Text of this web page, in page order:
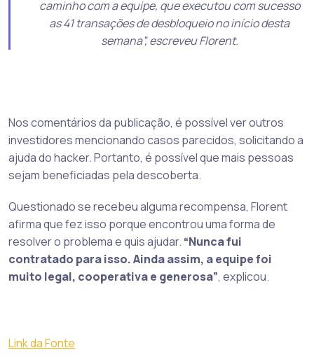
caminho com a equipe, que executou com sucesso
as 41 transações de desbloqueio no início desta
semana”, escreveu Florent.
Nos comentários da publicação, é possível ver outros
investidores mencionando casos parecidos, solicitando a
ajuda do hacker. Portanto, é possível que mais pessoas
sejam beneficiadas pela descoberta.
Questionado se recebeu alguma recompensa, Florent
afirma que fez isso porque encontrou uma forma de
resolver o problema e quis ajudar. “Nunca fui
contratado para isso. Ainda assim, a equipe foi
muito legal, cooperativa e generosa”, explicou.
Link da Fonte